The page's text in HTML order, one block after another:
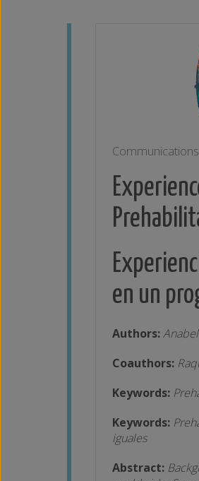
en un
Authors:
Coauthors:
Keywords:
Keywords:
iguales
Abstract: